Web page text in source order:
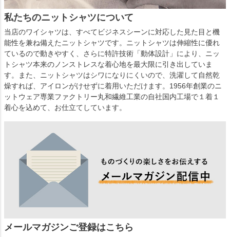
私たちのニットシャツについて
当店のワイシャツは、すべてビジネスシーンに対応した見た目と機
能性を兼ね備えたニットシャツです。ニットシャツは伸縮性に優れ
ているので動きやすく、さらに特許技術「動体設計」により、ニッ
トシャツ本来のノンストレスな着心地を最大限に引き出していま
す。また、ニットシャツはシワになりにくいので、洗濯して自然乾
燥すれば、アイロンがけせずに着用いただけます。1956年創業のニ
ットウェア専業ファクトリー丸和繊維工業の自社国内工場で１着１
着心を込めて、お仕立てしています。
メールマガジンご登録はこちら